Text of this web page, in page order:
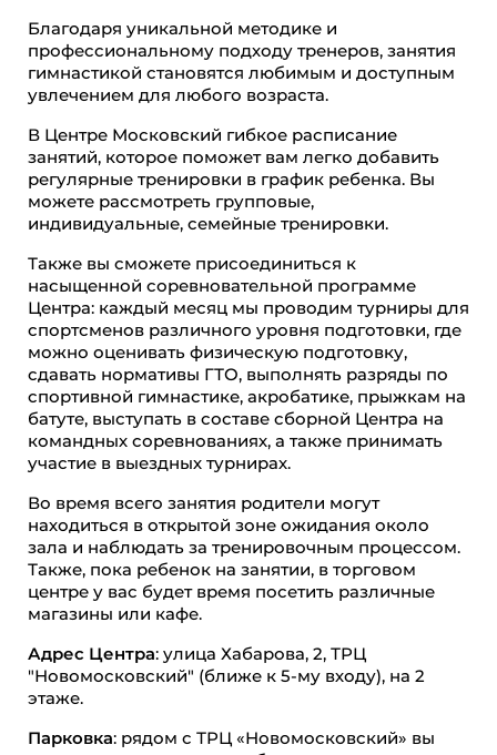
Благодаря уникальной методике и
профессиональному подходу тренеров, занятия
гимнастикой становятся любимым и доступным
увлечением для любого возраста.
В Центре Московский гибкое расписание
занятий, которое поможет вам легко добавить
регулярные тренировки в график ребенка. Вы
можете рассмотреть групповые,
индивидуальные, семейные тренировки.
Также вы сможете присоединиться к
насыщенной соревновательной программе
Центра: каждый месяц мы проводим турниры для
спортсменов различного уровня подготовки, где
можно оценивать физическую подготовку,
сдавать нормативы ГТО, выполнять разряды по
спортивной гимнастике, акробатике, прыжкам на
батуте, выступать в составе сборной Центра на
командных соревнованиях, а также принимать
участие в выездных турнирах.
Во время всего занятия родители могут
находиться в открытой зоне ожидания около
зала и наблюдать за тренировочным процессом.
Также, пока ребенок на занятии, в торговом
центре у вас будет время посетить различные
магазины или кафе.
Адрес Центра: улица Хабарова, 2, ТРЦ
"Новомосковский" (ближе к 5-му входу), на 2
этаже.
Парковка: рядом с ТРЦ «Новомосковский» вы